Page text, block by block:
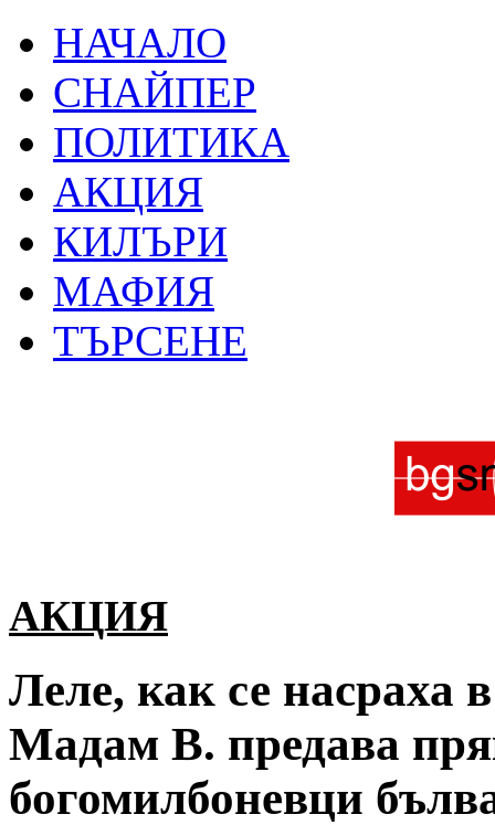
НАЧАЛО
СНАЙПЕР
ПОЛИТИКА
АКЦИЯ
КИЛЪРИ
МАФИЯ
ТЪРСЕНЕ
АКЦИЯ
Леле, как се насраха
Мадам В. предава
богомилбоневци